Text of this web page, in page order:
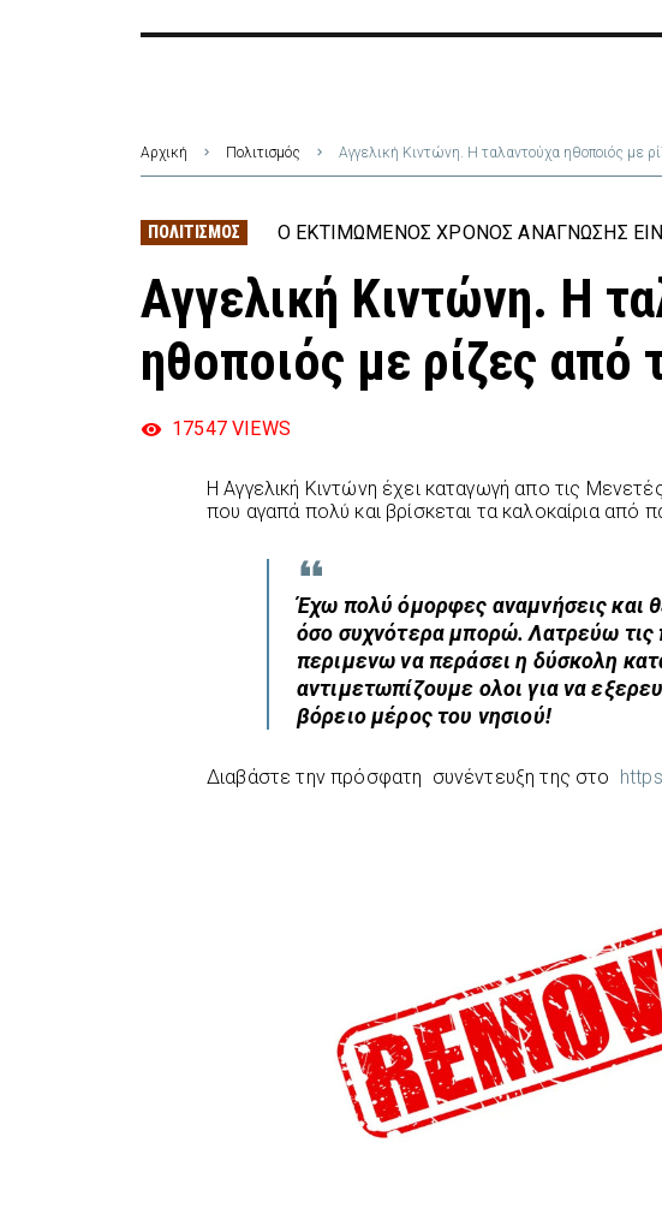
Αρχική Πολιτισμός Αγγελική Κιντώνη. Η ταλαντούχα ηθοποιός με
ΠΟΛΙΤΙΣΜΌΣ Ο ΕΚΤΙΜΏΜΕΝΟΣ ΧΡΌΝΟΣ ΑΝΆΓΝΩΣΗΣ
Αγγελική Κιντώνη. Η
ηθοποιός με ρίζες από
17547 VIEWS
Η Αγγελική Κιντώνη έχει καταγωγή απο τις
που αγαπά πολύ και βρίσκεται τα καλοκαίρια από
Έχω πολύ όμορφες αναμνήσεις και
όσο συχνότερα μπορώ. Λατρεύω τις
περιμενω να περάσει η δύσκολη
αντιμετωπίζουμε ολοι για να
βόρειο μέρος του νησιού!
Διαβάστε την πρόσφατη συνέντευξη της στο